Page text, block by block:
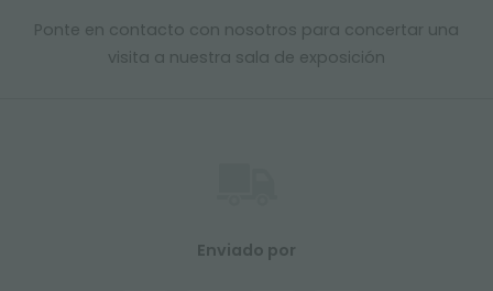
Ponte en contacto con nosotros para concertar una
visita a nuestra sala de exposición
Enviado por